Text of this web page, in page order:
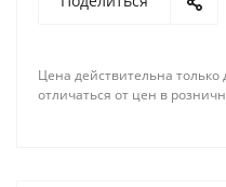
Цена действительна
отличаться от цен в